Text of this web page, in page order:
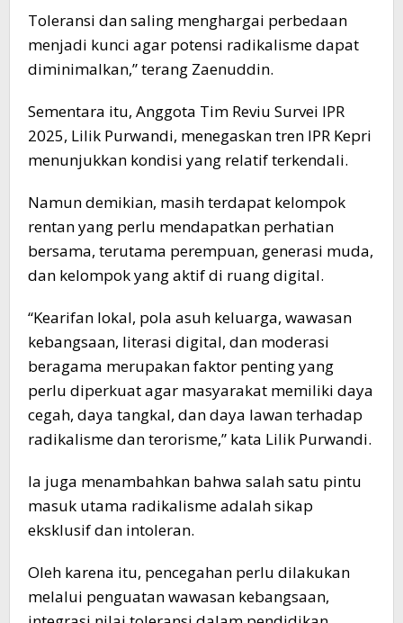
Toleransi dan saling menghargai perbedaan
menjadi kunci agar potensi radikalisme dapat
diminimalkan,” terang Zaenuddin.
Sementara itu, Anggota Tim Reviu Survei IPR
2025, Lilik Purwandi, menegaskan tren IPR Kepri
menunjukkan kondisi yang relatif terkendali.
Namun demikian, masih terdapat kelompok
rentan yang perlu mendapatkan perhatian
bersama, terutama perempuan, generasi muda,
dan kelompok yang aktif di ruang digital.
“Kearifan lokal, pola asuh keluarga, wawasan
kebangsaan, literasi digital, dan moderasi
beragama merupakan faktor penting yang
perlu diperkuat agar masyarakat memiliki daya
cegah, daya tangkal, dan daya lawan terhadap
radikalisme dan terorisme,” kata Lilik Purwandi.
Ia juga menambahkan bahwa salah satu pintu
masuk utama radikalisme adalah sikap
eksklusif dan intoleran.
Oleh karena itu, pencegahan perlu dilakukan
melalui penguatan wawasan kebangsaan,